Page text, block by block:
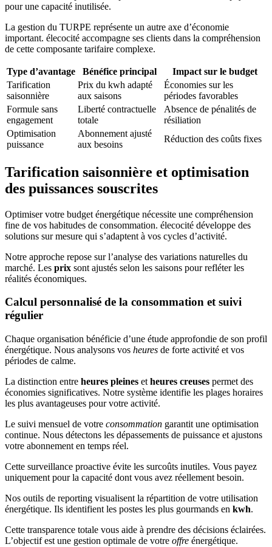
pour une capacité inutilisée.
La gestion du TURPE représente un autre axe d’économie
important. élecocité accompagne ses clients dans la compréhension
de cette composante tarifaire complexe.
Type d’avantage Bénéfice principal
Impact sur le budget
Tarification
saisonnière
Prix du kwh adapté
aux saisons
Économies sur les
périodes favorables
Formule sans
engagement
Liberté contractuelle
totale
Absence de pénalités de
résiliation
Optimisation
puissance
Abonnement ajusté
aux besoins
Réduction des coûts fixes
Tarification saisonnière et optimisation
des puissances souscrites
Optimiser votre budget énergétique nécessite une compréhension
fine de vos habitudes de consommation. élecocité développe des
solutions sur mesure qui s’adaptent à vos cycles d’activité.
Notre approche repose sur l’analyse des variations naturelles du
marché. Les prix sont ajustés selon les saisons pour refléter les
réalités économiques.
Calcul personnalisé de la consommation et suivi
régulier
Chaque organisation bénéficie d’une étude approfondie de son profil
énergétique. Nous analysons vos heures de forte activité et vos
périodes de calme.
La distinction entre heures pleines et heures creuses permet des
économies significatives. Notre système identifie les plages horaires
les plus avantageuses pour votre activité.
Le suivi mensuel de votre consommation garantit une optimisation
continue. Nous détectons les dépassements de puissance et ajustons
votre abonnement en temps réel.
Cette surveillance proactive évite les surcoûts inutiles. Vous payez
uniquement pour la capacité dont vous avez réellement besoin.
Nos outils de reporting visualisent la répartition de votre utilisation
énergétique. Ils identifient les postes les plus gourmands en kwh.
Cette transparence totale vous aide à prendre des décisions éclairées.
L’objectif est une gestion optimale de votre offre énergétique.